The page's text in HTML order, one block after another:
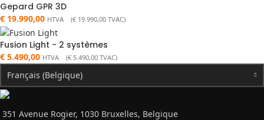
Gepard GPR 3D
€ 19.990,00 HTVA (€ 19.990,00 TVAC)
Fusion Light - 2 systèmes
€ 5.490,00 HTVA (€ 5.490,00 TVAC)
Français (Belgique)
351 Avenue Rogier, 1030 Bruxelles, Belgique